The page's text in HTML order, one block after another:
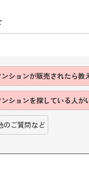
ションが販売されたら教
ションを探している人が
のご質問など